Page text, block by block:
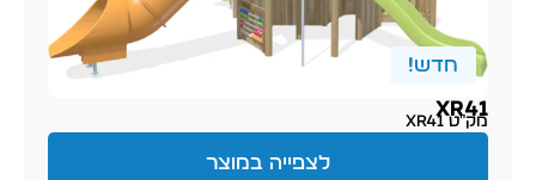
חדש!
XR41
מק״ט XR41
לצפייה במוצר